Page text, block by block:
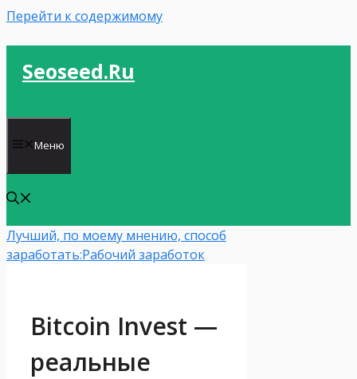
Перейти к содержимому
Seoseed.ru
Меню
Лучший, по моему мнению, способ
заработать:Рабочий заработок
Bitcoin Invest —
реальные